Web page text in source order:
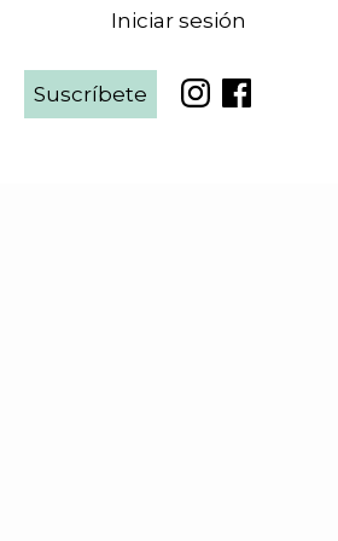
Suscríbete
Iniciar sesiónidentificate